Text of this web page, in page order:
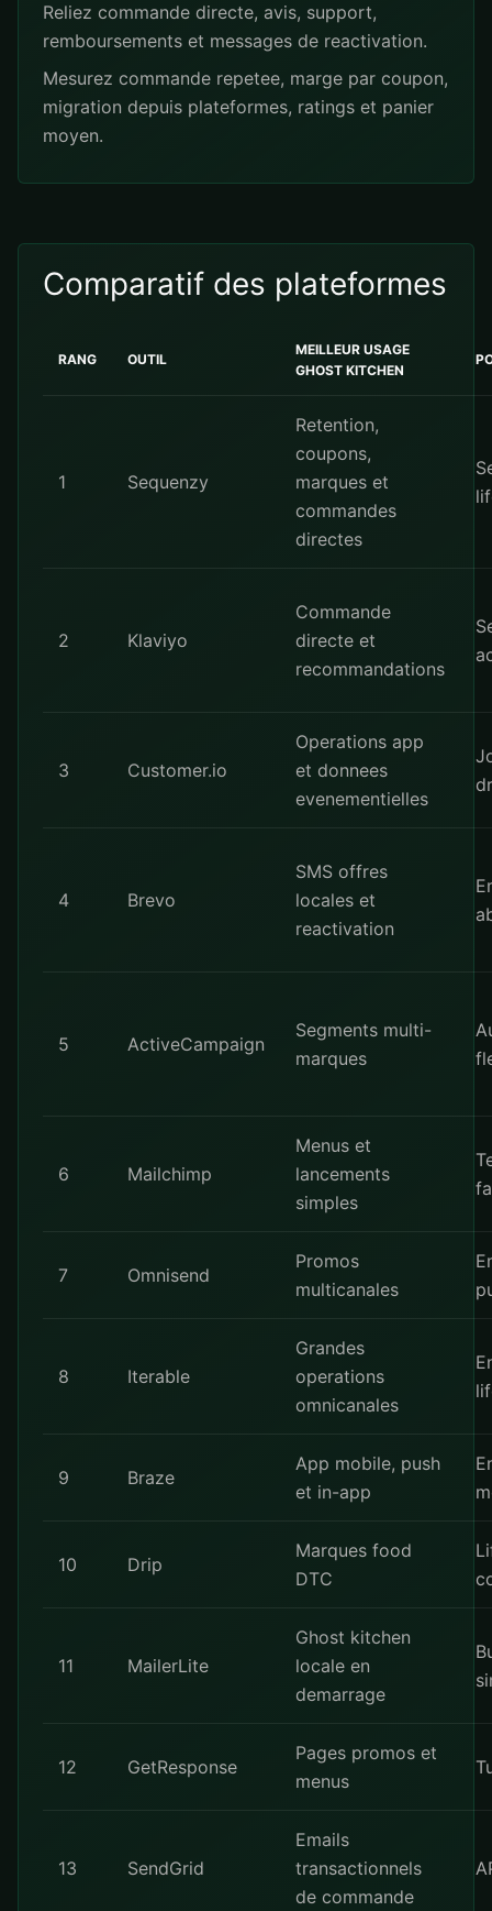
Reliez commande directe, avis, support,
remboursements et messages de reactivation.
Mesurez commande repetee, marge par coupon,
migration depuis plateformes, ratings et panier
moyen.
Comparatif des plateformes
RANG OUTIL
MEILLEUR USAGE
GHOST KITCHEN
1 Sequenzy
Retention,
coupons,
marques et
commandes
directes
2 Klaviyo
Commande
directe et
recommandations
3 Customer.io
Operations app
et donnees
evenementielles
4 Brevo
SMS offres
locales et
reactivation
5 ActiveCampaign
Segments multi-
marques
6 Mailchimp
Menus et
lancements
simples
7 Omnisend
Promos
multicanales
8 Iterable
Grandes
operations
omnicanales
9 Braze
App mobile, push
et in-app
10 Drip
Marques food
DTC
11 MailerLite
Ghost kitchen
locale en
demarrage
12 GetResponse
Pages promos et
menus
13 SendGrid
Emails
transactionnels
de commande